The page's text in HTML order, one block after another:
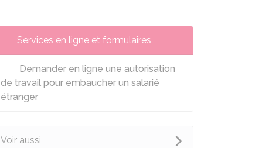
Services en ligne et formulaires
Demander en ligne une autorisation
de travail pour embaucher un salarié
étranger
Voir aussi